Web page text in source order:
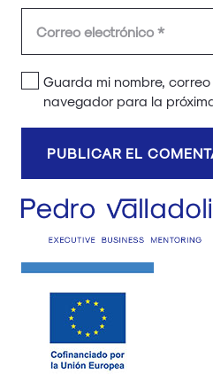
Guarda mi nombre,
navegador para la
PUBLICAR EL